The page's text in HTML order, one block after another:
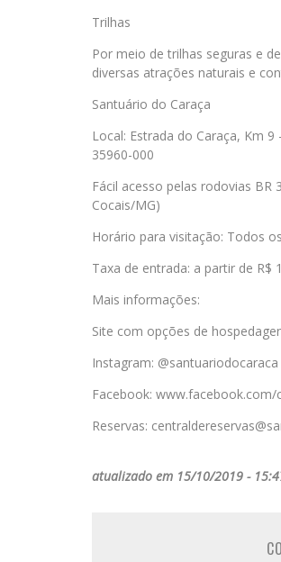
Trilhas
Por meio de trilhas seguras e
diversas atrações naturais e
Santuário do Caraça
Local: Estrada do Caraça, Km
35960-000
Fácil acesso pelas rodovias
Cocais/MG)
Horário para visitação: Todos
Taxa de entrada: a partir de R$
Mais informações:
Site com opções de
Instagram: @santuariodocaraca
Facebook:
Reservas:
atualizado em 15/10/2019 -